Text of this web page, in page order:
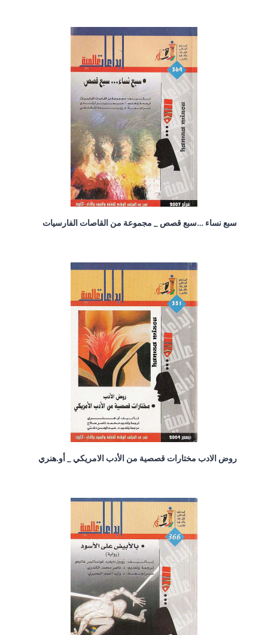
سبع نساء …سبع قصص _ مجموعة من القاصات الفارسيات
روض الادب مختارات قصصية من الأدب الامريكي _ أو.هنري